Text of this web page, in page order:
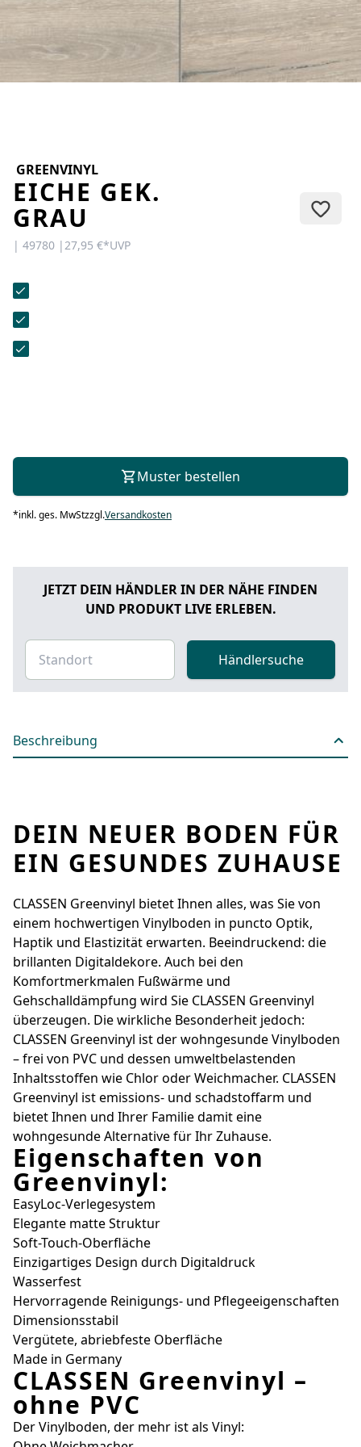
KONTAKT
Sie haben Fragen oder wünschen
eine persönliche Beratung?
Unser Team ist für Sie da –
unser Kontaktformular.
GREENVINYL
EICHE GEK.
GRAU
| 49780 | 27,95 €*UVP
Muster bestellen
*inkl. ges. MwStzzgl.Versandkosten
JETZT DEIN HÄNDLER IN DER NÄHE FINDEN
UND PRODUKT LIVE ERLEBEN.
Händlersuche
Beschreibung
DEIN NEUER BODEN FÜR
EIN GESUNDES ZUHAUSE
CLASSEN Greenvinyl bietet Ihnen alles, was Sie von
einem hochwertigen Vinylboden in ­puncto Optik,
Haptik und Elastizität erwarten. Beeindruckend: die
brillanten Digital­dekore. Auch bei den
Komfortmerkmalen Fußwärme und
Gehschalldämpfung wird Sie ­CLASSEN Greenvinyl
überzeugen. Die wirkliche ­Besonderheit jedoch:
CLASSEN Greenvinyl ist der wohngesunde Vinylboden
– frei von PVC und dessen umwelt­belastenden
Inhaltsstoffen wie Chlor oder Weichmacher. CLASSEN
Greenvinyl ist emissions- und schadstoffarm und
bietet Ihnen und Ihrer Familie damit eine
wohngesunde Alternative für Ihr Zuhause.
Eigenschaften von
Greenvinyl:
EasyLoc-Verlegesystem
Elegante matte Struktur
Soft-Touch-Oberfläche
Einzigartiges Design durch Digitaldruck
Wasserfest
Hervorragende Reinigungs- und Pflegeeigenschaften
Dimensionsstabil
Vergütete, abriebfeste Oberfläche
Made in Germany
CLASSEN Greenvinyl –
ohne PVC
Der Vinylboden, der mehr ist als Vinyl: